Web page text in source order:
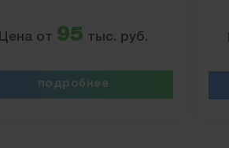
Цена от 95 тыс. руб.
подробнее